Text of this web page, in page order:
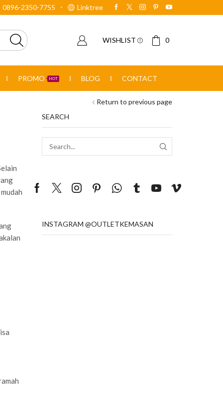
0896-2350-7755 Linktree
WISHLIST 0
PROMO HOT BLOG CONTACT
Return to previous page
SEARCH
SEARCH
Facebook
TwitterInstagram
PinterestWhatsapp
TumblrYoutubeVimeo
INSTAGRAM @OUTLETKEMASAN